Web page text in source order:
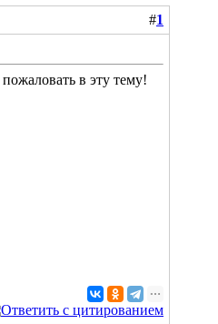
#1
в эту тему!